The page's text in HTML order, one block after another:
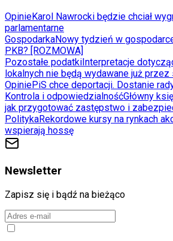
OpinieKarol Nawrocki będzie chciał
parlamentarne
GospodarkaNowy tydzień w
PKB? [ROZMOWA]
Pozostałe podatki Interpretacje
lokalnych nie będą wydawane już
OpiniePiS chce deportacji. Dostanie
Kontrola i odpowiedzialnośćGłówny
jak przygotować zastępstwo i
PolitykaRekordowe kursy na rynkach
wspierają hossę
Newsletter
Zapisz się i bądź na bieżąco